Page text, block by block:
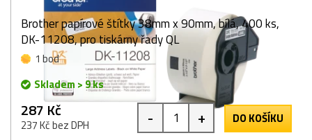
Brother papírové štítky 38mm x 90mm, bílá, 400 ks,
DK-11208, pro tiskárny řady QL
1 bod
Skladem > 9 ks
287 Kč
237 Kč bez DPH - + DO KOŠÍKU